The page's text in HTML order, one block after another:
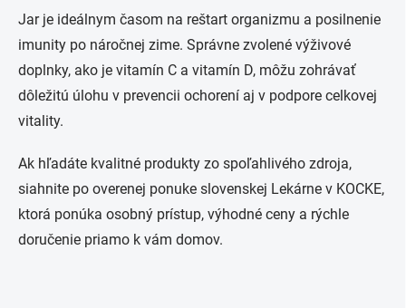
Jar je ideálnym časom na reštart organizmu a posilnenie
imunity po náročnej zime. Správne zvolené výživové
doplnky, ako je vitamín C a vitamín D, môžu zohrávať
dôležitú úlohu v prevencii ochorení aj v podpore celkovej
vitality.
Ak hľadáte kvalitné produkty zo spoľahlivého zdroja,
siahnite po overenej ponuke slovenskej Lekárne v KOCKE,
ktorá ponúka osobný prístup, výhodné ceny a rýchle
doručenie priamo k vám domov.